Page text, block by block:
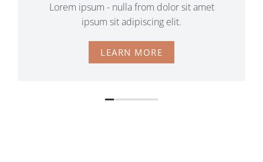
Lorem ipsum - nulla from dolor sit amet
ipsum sit adipiscing elit.
LEARN MORE